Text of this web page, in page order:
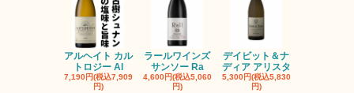
アルヘイト カル
トロジー Al
7,190円(税込7,909
円)
ラールワインズ
サンソー Ra
4,600円(税込5,060
円)
デイビット＆ナ
ディア アリスタ
5,300円(税込5,830
円)